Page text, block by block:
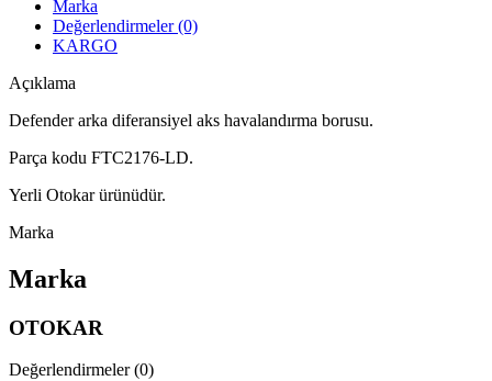
Marka
Değerlendirmeler (0)
KARGO
Açıklama
Defender arka diferansiyel aks havalandırma borusu.
Parça kodu FTC2176-LD.
Yerli Otokar ürünüdür.
Marka
Marka
OTOKAR
Değerlendirmeler (0)